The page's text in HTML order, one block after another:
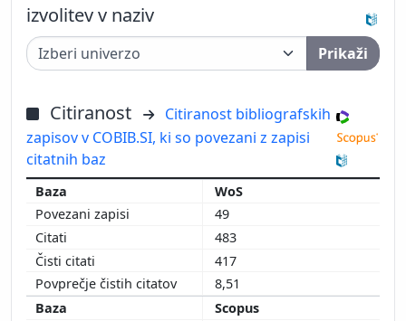
izvolitev v naziv
Prikaži
Citiranost
Citiranost bibliografskih
zapisov v COBIB.SI, ki so povezani z zapisi
citatnih baz
WoS
49
483
417
8,51
Scopus